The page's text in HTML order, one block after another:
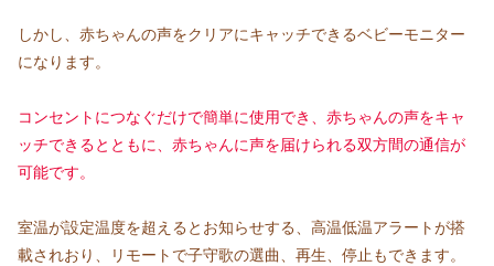
しかし、赤ちゃんの声をクリアにキャッチできるベビーモニター
になります。
コンセントにつなぐだけで簡単に使用でき、赤ちゃんの声をキャ
ッチできるとともに、赤ちゃんに声を届けられる双方間の通信が
可能です。
室温が設定温度を超えるとお知らせする、高温低温アラートが搭
載されおり、リモートで子守歌の選曲、再生、停止もできます。